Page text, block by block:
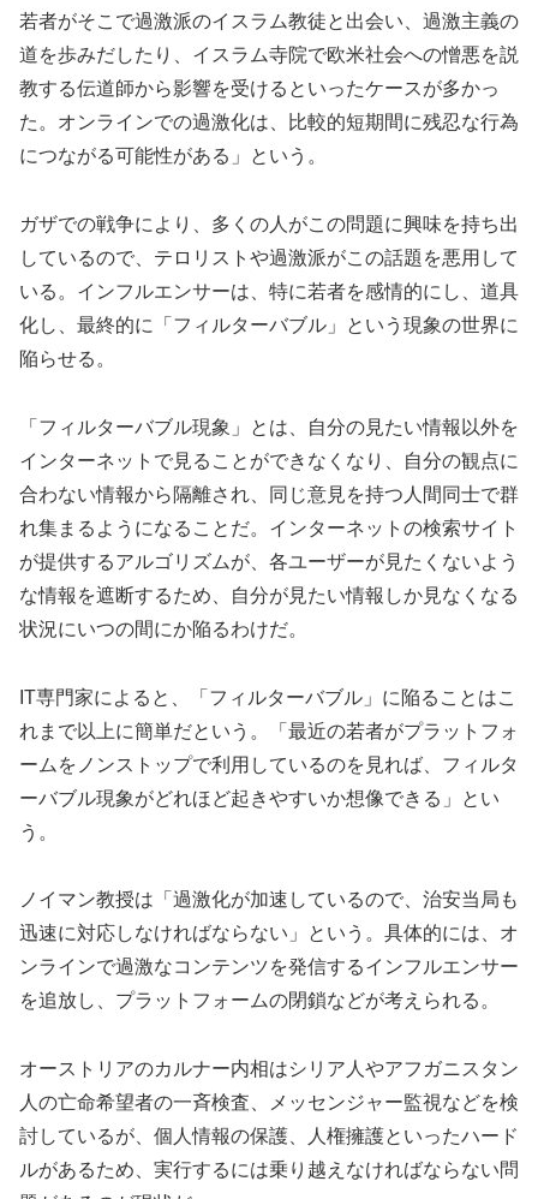
若者がそこで過激派のイスラム教徒と出会い、過激主義の
道を歩みだしたり、イスラム寺院で欧米社会への憎悪を説
教する伝道師から影響を受けるといったケースが多かっ
た。オンラインでの過激化は、比較的短期間に残忍な行為
につながる可能性がある」という。
ガザでの戦争により、多くの人がこの問題に興味を持ち出
しているので、テロリストや過激派がこの話題を悪用して
いる。インフルエンサーは、特に若者を感情的にし、道具
化し、最終的に「フィルターバブル」という現象の世界に
陥らせる。
「フィルターバブル現象」とは、自分の見たい情報以外を
インターネットで見ることができなくなり、自分の観点に
合わない情報から隔離され、同じ意見を持つ人間同士で群
れ集まるようになることだ。インターネットの検索サイト
が提供するアルゴリズムが、各ユーザーが見たくないよう
な情報を遮断するため、自分が見たい情報しか見なくなる
状況にいつの間にか陥るわけだ。
IT専門家によると、「フィルターバブル」に陥ることはこ
れまで以上に簡単だという。「最近の若者がプラットフォ
ームをノンストップで利用しているのを見れば、フィルタ
ーバブル現象がどれほど起きやすいか想像できる」とい
う。
ノイマン教授は「過激化が加速しているので、治安当局も
迅速に対応しなければならない」という。具体的には、オ
ンラインで過激なコンテンツを発信するインフルエンサー
を追放し、プラットフォームの閉鎖などが考えられる。
オーストリアのカルナー内相はシリア人やアフガニスタン
人の亡命希望者の一斉検査、メッセンジャー監視などを検
討しているが、個人情報の保護、人権擁護といったハード
ルがあるため、実行するには乗り越えなければならない問